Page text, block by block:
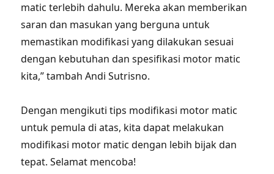
matic terlebih dahulu. Mereka akan memberikan
saran dan masukan yang berguna untuk
memastikan modifikasi yang dilakukan sesuai
dengan kebutuhan dan spesifikasi motor matic
kita,” tambah Andi Sutrisno.
Dengan mengikuti tips modifikasi motor matic
untuk pemula di atas, kita dapat melakukan
modifikasi motor matic dengan lebih bijak dan
tepat. Selamat mencoba!